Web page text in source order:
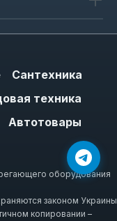
Сантехника
техника
Автотовары
оборудования
законом Украины
копировании –